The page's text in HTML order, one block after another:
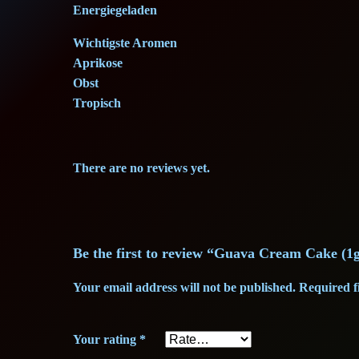
Energiegeladen
Wichtigste Aromen
Aprikose
Obst
Tropisch
There are no reviews yet.
Be the first to review “Guava Cream Cake
Your email address will not be published. Required
Your rating *